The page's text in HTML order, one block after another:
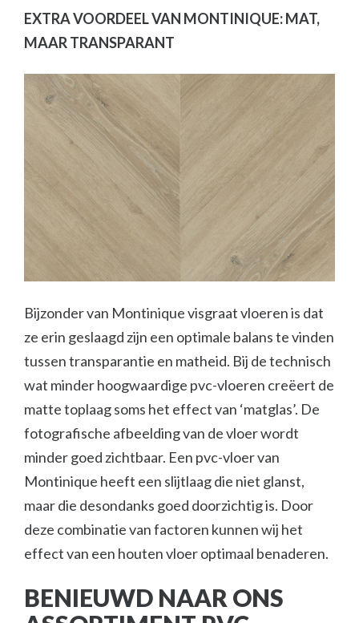
EXTRA VOORDEEL VAN MONTINIQUE: MAT,
MAAR TRANSPARANT
Bijzonder van Montinique visgraat vloeren is dat
ze erin geslaagd zijn een optimale balans te vinden
tussen transparantie en matheid. Bij de technisch
wat minder hoogwaardige pvc-vloeren creëert de
matte toplaag soms het effect van ‘matglas’. De
fotografische afbeelding van de vloer wordt
minder goed zichtbaar. Een pvc-vloer van
Montinique heeft een slijtlaag die niet glanst,
maar die desondanks goed doorzichtig is. Door
deze combinatie van factoren kunnen wij het
effect van een houten vloer optimaal benaderen.
BENIEUWD NAAR ONS